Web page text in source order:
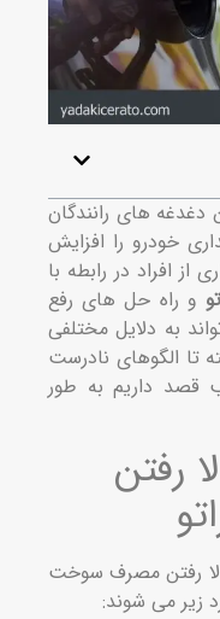
رانندگان
را افزایش
رابطه با
های رفع
مختلفی
نادرست
به طور
مصرف سوخت